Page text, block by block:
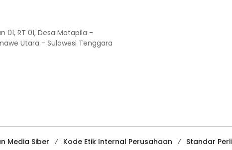
01, RT 01, Desa Matapila -
Utara - Sulawesi Tenggara
Media Siber Kode Etik Internal Perusahaan Standar